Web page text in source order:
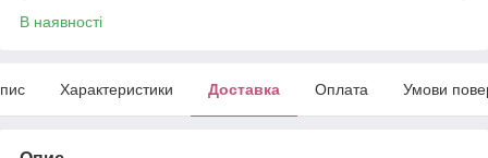
В наявності
Характеристики Доставка Оплата Умови